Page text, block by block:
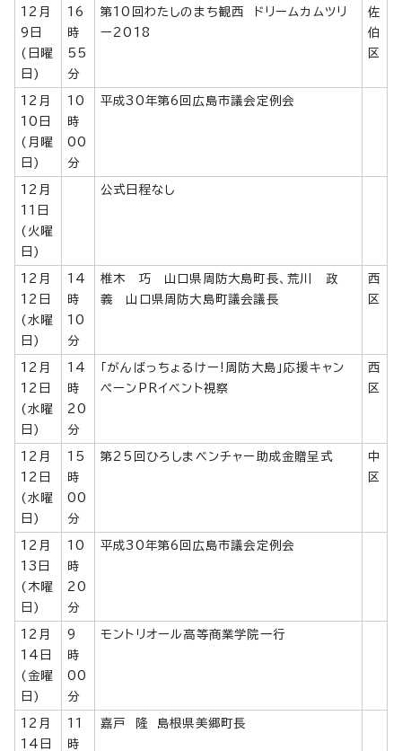
12月
9日
(日曜
日)
16
時
55
分
第10回わたしのまち観西 ドリームカムツリ
ー2018
佐
伯
区
12月
10日
(月曜
日)
10
時
00
分
平成30年第6回広島市議会定例会
12月
11日
(火曜
日)
公式日程なし
12月
12日
(水曜
日)
14
時
10
分
椎木 巧 山口県周防大島町長、荒川 政
義 山口県周防大島町議会議長
西
区
12月
12日
(水曜
日)
14
時
20
分
「がんばっちょるけー!周防大島」応援キャン
ペーンPRイベント視察
西
区
12月
12日
(水曜
日)
15
時
00
分
第25回ひろしまベンチャー助成金贈呈式
中
区
12月
13日
(木曜
日)
10
時
20
分
平成30年第6回広島市議会定例会
12月
14日
(金曜
日)
9
時
00
分
モントリオール高等商業学院一行
12月
14日
11
時
嘉戸 隆 島根県美郷町長